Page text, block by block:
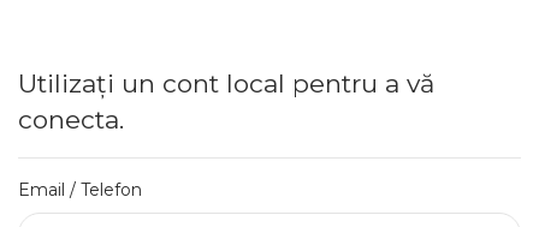
Utilizați un cont local pentru a vă
conecta.
Email / Telefon